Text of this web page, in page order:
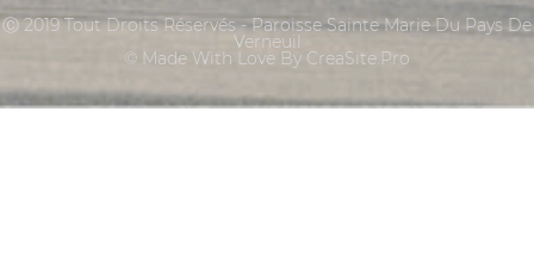
Ⓒ 2019 Tout Droits Réservés - Paroisse Sainte Marie Du Pays De
Verneuil
© Made With Love By CreaSite.Pro